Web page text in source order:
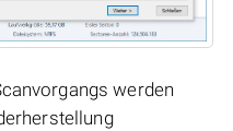
werden